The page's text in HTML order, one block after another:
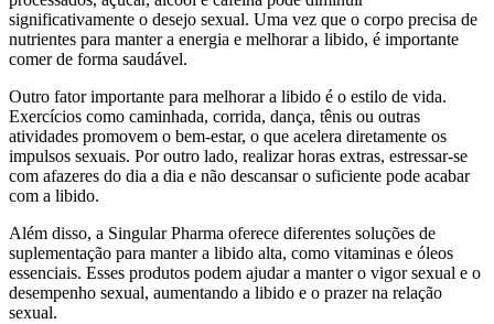
significativamente o desejo sexual. Uma vez que o corpo precisa de
nutrientes para manter a energia e melhorar a libido, é importante
comer de forma saudável.
Outro fator importante para melhorar a libido é o estilo de vida.
Exercícios como caminhada, corrida, dança, tênis ou outras
atividades promovem o bem-estar, o que acelera diretamente os
impulsos sexuais. Por outro lado, realizar horas extras, estressar-se
com afazeres do dia a dia e não descansar o suficiente pode acabar
com a libido.
Além disso, a Singular Pharma oferece diferentes soluções de
suplementação para manter a libido alta, como vitaminas e óleos
essenciais. Esses produtos podem ajudar a manter o vigor sexual e o
desempenho sexual, aumentando a libido e o prazer na relação
sexual.